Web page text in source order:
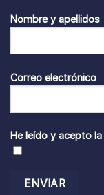
Nombre y apellidos
Correo electrónico
He leído y acepto la